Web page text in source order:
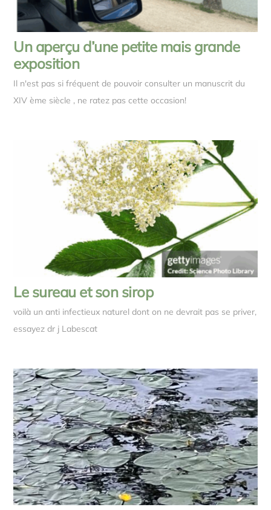
Un aperçu d’une petite mais grande
exposition
Il n'est pas si fréquent de pouvoir consulter un manuscrit du
XIV ème siècle , ne ratez pas cette occasion!
Le sureau et son sirop
voilà un anti infectieux naturel dont on ne devrait pas se priver,
essayez dr j Labescat